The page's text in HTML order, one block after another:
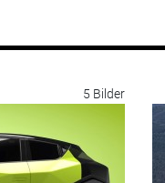
5 Bilder